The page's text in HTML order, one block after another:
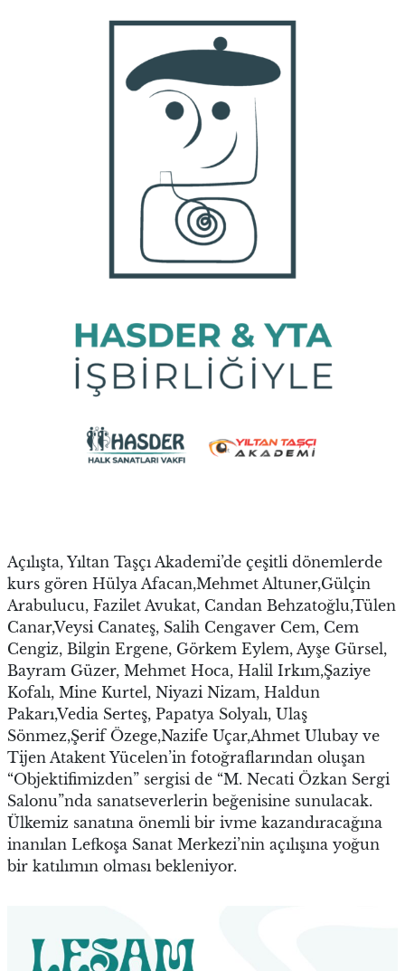
Açılışta, Yıltan Taşçı Akademi’de çeşitli dönemlerde
kurs gören Hülya Afacan,Mehmet Altuner,Gülçin
Arabulucu, Fazilet Avukat, Candan Behzatoğlu,Tülen
Canar,Veysi Canateş, Salih Cengaver Cem, Cem
Cengiz, Bilgin Ergene, Görkem Eylem, Ayşe Gürsel,
Bayram Güzer, Mehmet Hoca, Halil Irkım,Şaziye
Kofalı, Mine Kurtel, Niyazi Nizam, Haldun
Pakarı,Vedia Serteş, Papatya Solyalı, Ulaş
Sönmez,Şerif Özege,Nazife Uçar,Ahmet Ulubay ve
Tijen Atakent Yücelen’in fotoğraflarından oluşan
“Objektifimizden” sergisi de “M. Necati Özkan Sergi
Salonu”nda sanatseverlerin beğenisine sunulacak.
Ülkemiz sanatına önemli bir ivme kazandıracağına
inanılan Lefkoşa Sanat Merkezi’nin açılışına yoğun
bir katılımın olması bekleniyor.